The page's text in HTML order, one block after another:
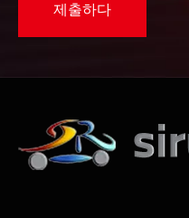
제출하다